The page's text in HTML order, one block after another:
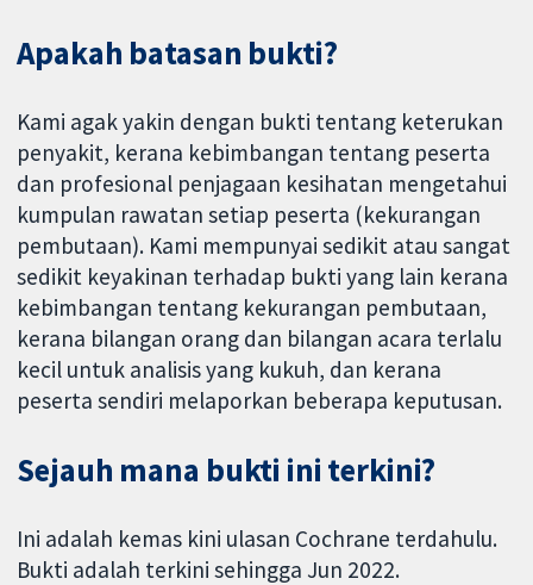
Apakah batasan bukti?
Kami agak yakin dengan bukti tentang keterukan
penyakit, kerana kebimbangan tentang peserta
dan profesional penjagaan kesihatan mengetahui
kumpulan rawatan setiap peserta (kekurangan
pembutaan). Kami mempunyai sedikit atau sangat
sedikit keyakinan terhadap bukti yang lain kerana
kebimbangan tentang kekurangan pembutaan,
kerana bilangan orang dan bilangan acara terlalu
kecil untuk analisis yang kukuh, dan kerana
peserta sendiri melaporkan beberapa keputusan.
Sejauh mana bukti ini terkini?
Ini adalah kemas kini ulasan Cochrane terdahulu.
Bukti adalah terkini sehingga Jun 2022.